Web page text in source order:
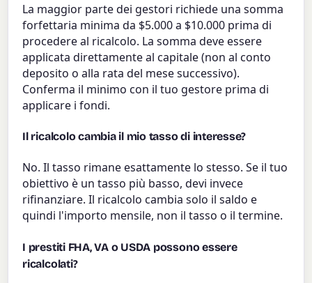
La maggior parte dei gestori richiede una somma
forfettaria minima da $5.000 a $10.000 prima di
procedere al ricalcolo. La somma deve essere
applicata direttamente al capitale (non al conto
deposito o alla rata del mese successivo).
Conferma il minimo con il tuo gestore prima di
applicare i fondi.
Il ricalcolo cambia il mio tasso di interesse?
No. Il tasso rimane esattamente lo stesso. Se il tuo
obiettivo è un tasso più basso, devi invece
rifinanziare. Il ricalcolo cambia solo il saldo e
quindi l'importo mensile, non il tasso o il termine.
I prestiti FHA, VA o USDA possono essere
ricalcolati?